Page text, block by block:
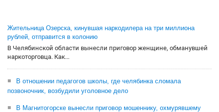
Жительница Озерска, кинувшая наркодилера на три миллиона
рублей, отправится в колонию
В Челябинской области вынесли приговор женщине, обманувшей
наркоторговца. Как...
В отношении педагогов школы, где челябинка сломала
позвоночник, возбудили уголовное дело
В Магнитогорске вынесли приговор мошеннику, охмурявшему